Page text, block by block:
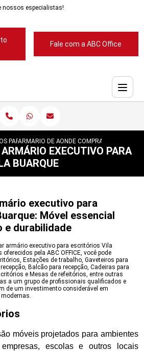
nossos especialistas!
Fale com a ABC Office
PARA ESCRITORIOS
ARMARIO DE ACO PARA ESCRITORIO
ONDE COMPRAR ARMARIO
EXECUTIVO PARA
BUARQUE
executivo para
Móvel essencial
e durabilidade
armário executivo para escritórios Vila
pela ABC OFFICE, você pode
Estações de trabalho, Gaveteiros para
Balcão para recepção, Cadeiras para
e Mesas de refeitórios, entre outras
a um grupo de profissionais qualificados e
de um investimento considerável em
móveis projetados para ambientes
escolas e outros locais